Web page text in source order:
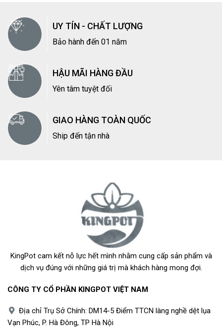
UY TÍN - CHẤT LƯỢNG
Bảo hành đến 01 năm
HẬU MÃI HÀNG ĐẦU
Yên tâm tuyệt đối
GIAO HÀNG TOÀN QUỐC
Ship đến tận nhà
KingPot cam kết nỗ lực hết mình nhằm cung cấp sản phẩm và
dịch vụ đúng với những giá trị mà khách hàng mong đợi.
CÔNG TY CỔ PHẦN KINGPOT VIỆT NAM
Địa chỉ Trụ Sở Chính: DM14-5 Điểm TTCN làng nghề dệt lụa
Vạn Phúc, P. Hà Đông, TP Hà Nội